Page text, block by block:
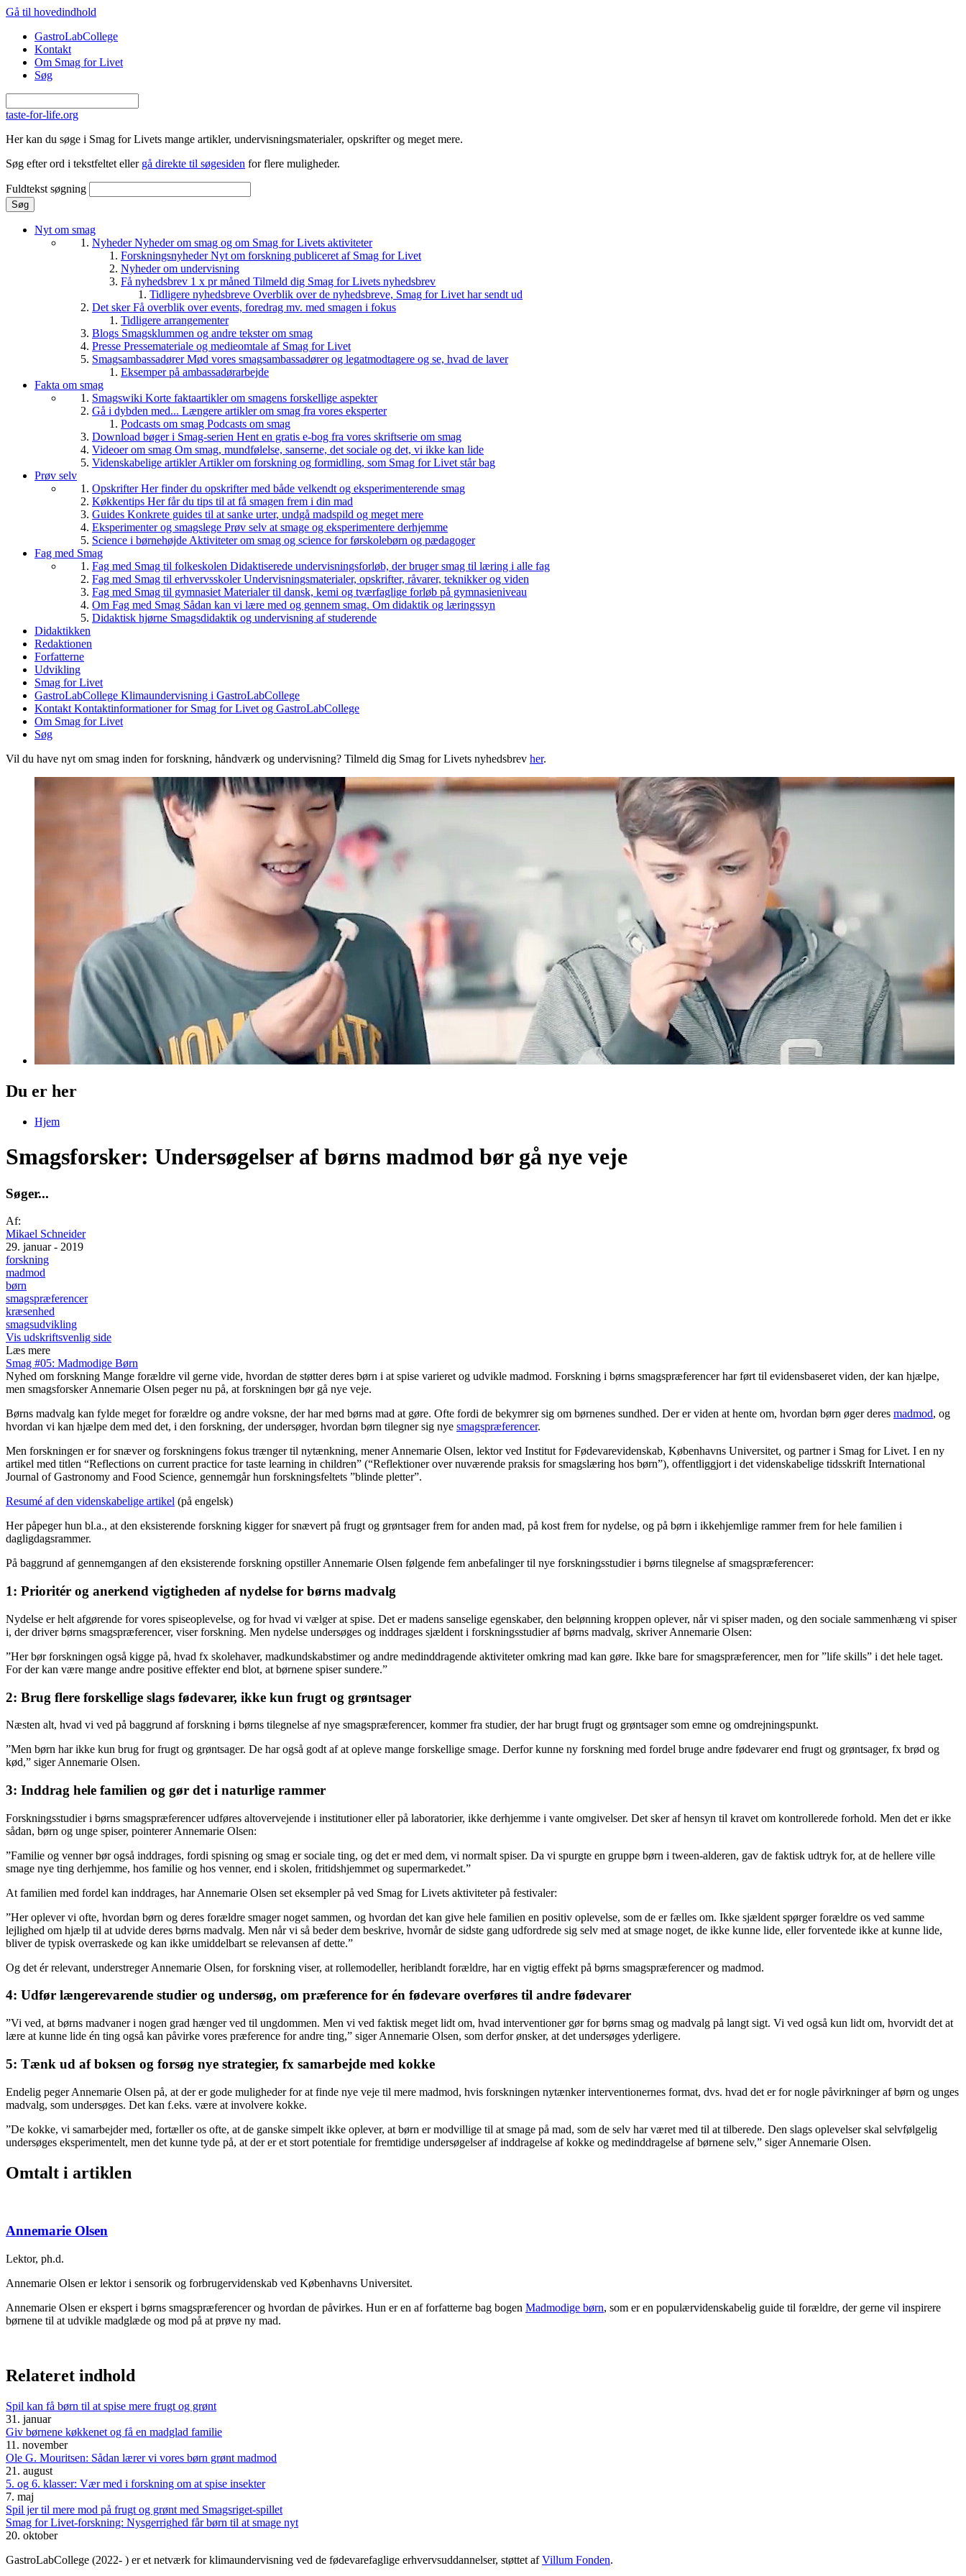
Gå til hovedindhold
GastroLabCollege
Kontakt
Om Smag for Livet
Søg
taste-for-life.org
Her kan du søge i Smag for Livets mange artikler, undervisningsmaterialer, opskrifter og meget mere.
Søg efter ord i tekstfeltet eller gå direkte til søgesiden for flere muligheder.
Fuldtekst søgning
Nyt om smag
NyhederNyheder om smag og om Smag for Livets aktiviteter
ForskningsnyhederNyt om forskning publiceret af Smag for Livet
Nyheder om undervisning
Få nyhedsbrev 1 x pr måned Tilmeld dig Smag for Livets nyhedsbrev
Tidligere nyhedsbreve Overblik over de nyhedsbreve, Smag for Livet har sendt ud
Det skerFå overblik over events, foredrag mv. med smagen i fokus
Tidligere arrangementer
Blogs Smagsklummen og andre tekster om smag
Presse Pressemateriale og medieomtale af Smag for Livet
SmagsambassadørerMød vores smagsambassadører og legatmodtagere og se, hvad de laver
Eksemper på ambassadørarbejde
Fakta om smag
Smagswiki Korte faktaartikler om smagens forskellige aspekter
Gå i dybden med... Længere artikler om smag fra vores eksperter
Podcasts om smag Podcasts om smag
Download bøger i Smag-serien Hent en gratis e-bog fra vores skriftserie om smag
Videoer om smag Om smag, mundfølelse, sanserne, det sociale og det, vi ikke kan lide
Videnskabelige artiklerArtikler om forskning og formidling, som Smag for Livet står bag
Prøv selv
OpskrifterHer finder du opskrifter med både velkendt og eksperimenterende smag
Køkkentips Her får du tips til at få smagen frem i din mad
Guides Konkrete guides til at sanke urter, undgå madspild og meget mere
Eksperimenter og smagslege Prøv selv at smage og eksperimentere derhjemme
Science i børnehøjde Aktiviteter om smag og science for førskolebørn og pædagoger
Fag med Smag
Fag med Smag til folkeskolen Didaktiserede undervisningsforløb, der bruger smag til læring i alle fag
Fag med Smag til erhvervsskolerUndervisningsmaterialer, opskrifter, råvarer, teknikker og viden
Fag med Smag til gymnasiet Materialer til dansk, kemi og tværfaglige forløb på gymnasieniveau
Om Fag med Smag Sådan kan vi lære med og gennem smag. Om didaktik og læringssyn
Didaktisk hjørne Smagsdidaktik og undervisning af studerende
Didaktikken
Redaktionen
Forfatterne
Udvikling
Smag for Livet
GastroLabCollege Klimaundervisning i GastroLabCollege
Kontakt Kontaktinformationer for Smag for Livet og GastroLabCollege
Om Smag for Livet
Søg
Vil du have nyt om smag inden for forskning, håndværk og undervisning? Tilmeld dig Smag for Livets nyhedsbrev her.
Du er her
Hjem
Smagsforsker: Undersøgelser af børns madmod bør gå nye veje
Søger...
Af:
Mikael Schneider
29. januar - 2019
forskning
madmod
børn
smagspræferencer
kræsenhed
smagsudvikling
Vis udskriftsvenlig side
Læs mere
Smag #05: Madmodige Børn
Nyhed om forskning Mange forældre vil gerne vide, hvordan de støtter deres børn i at spise varieret og udvikle madmod. Forskning i børns smagspræferencer har ført til evidensbaseret viden, der kan hjælpe,
men smagsforsker Annemarie Olsen peger nu på, at forskningen bør gå nye veje.
Børns madvalg kan fylde meget for forældre og andre voksne, der har med børns mad at gøre. Ofte fordi de bekymrer sig om børnenes sundhed. Der er viden at hente om, hvordan børn øger deres madmod, og
hvordan vi kan hjælpe dem med det, i den forskning, der undersøger, hvordan børn tilegner sig nye smagspræferencer.
Men forskningen er for snæver og forskningens fokus trænger til nytænkning, mener Annemarie Olsen, lektor ved Institut for Fødevarevidenskab, Københavns Universitet, og partner i Smag for Livet. I en ny
artikel med titlen “Reflections on current practice for taste learning in children” (“Reflektioner over nuværende praksis for smagslæring hos børn”), offentliggjort i det videnskabelige tidsskrift International
Journal of Gastronomy and Food Science, gennemgår hun forskningsfeltets ”blinde pletter”.
Resumé af den videnskabelige artikel (på engelsk)
Her påpeger hun bl.a., at den eksisterende forskning kigger for snævert på frugt og grøntsager frem for anden mad, på kost frem for nydelse, og på børn i ikkehjemlige rammer frem for hele familien i
dagligdagsrammer.
På baggrund af gennemgangen af den eksisterende forskning opstiller Annemarie Olsen følgende fem anbefalinger til nye forskningsstudier i børns tilegnelse af smagspræferencer:
1: Prioritér og anerkend vigtigheden af nydelse for børns madvalg
Nydelse er helt afgørende for vores spiseoplevelse, og for hvad vi vælger at spise. Det er madens sanselige egenskaber, den belønning kroppen oplever, når vi spiser maden, og den sociale sammenhæng vi spiser
i, der driver børns smagspræferencer, viser forskning. Men nydelse undersøges og inddrages sjældent i forskningsstudier af børns madvalg, skriver Annemarie Olsen:
”Her bør forskningen også kigge på, hvad fx skolehaver, madkundskabstimer og andre medinddragende aktiviteter omkring mad kan gøre. Ikke bare for smagspræferencer, men for ”life skills” i det hele taget.
For der kan være mange andre positive effekter end blot, at børnene spiser sundere.”
2: Brug flere forskellige slags fødevarer, ikke kun frugt og grøntsager
Næsten alt, hvad vi ved på baggrund af forskning i børns tilegnelse af nye smagspræferencer, kommer fra studier, der har brugt frugt og grøntsager som emne og omdrejningspunkt.
”Men børn har ikke kun brug for frugt og grøntsager. De har også godt af at opleve mange forskellige smage. Derfor kunne ny forskning med fordel bruge andre fødevarer end frugt og grøntsager, fx brød og
kød,” siger Annemarie Olsen.
3: Inddrag hele familien og gør det i naturlige rammer
Forskningsstudier i børns smagspræferencer udføres altovervejende i institutioner eller på laboratorier, ikke derhjemme i vante omgivelser. Det sker af hensyn til kravet om kontrollerede forhold. Men det er ikke
sådan, børn og unge spiser, pointerer Annemarie Olsen:
”Familie og venner bør også inddrages, fordi spisning og smag er sociale ting, og det er med dem, vi normalt spiser. Da vi spurgte en gruppe børn i tween-alderen, gav de faktisk udtryk for, at de hellere ville
smage nye ting derhjemme, hos familie og hos venner, end i skolen, fritidshjemmet og supermarkedet.”
At familien med fordel kan inddrages, har Annemarie Olsen set eksempler på ved Smag for Livets aktiviteter på festivaler:
”Her oplever vi ofte, hvordan børn og deres forældre smager noget sammen, og hvordan det kan give hele familien en positiv oplevelse, som de er fælles om. Ikke sjældent spørger forældre os ved samme
lejlighed om hjælp til at udvide deres børns madvalg. Men når vi så beder dem beskrive, hvornår de sidste gang udfordrede sig selv med at smage noget, de ikke kunne lide, eller forventede ikke at kunne lide,
bliver de typisk overraskede og kan ikke umiddelbart se relevansen af dette.”
Og det ér relevant, understreger Annemarie Olsen, for forskning viser, at rollemodeller, heriblandt forældre, har en vigtig effekt på børns smagspræferencer og madmod.
4: Udfør længerevarende studier og undersøg, om præference for én fødevare overføres til andre fødevarer
”Vi ved, at børns madvaner i nogen grad hænger ved til ungdommen. Men vi ved faktisk meget lidt om, hvad interventioner gør for børns smag og madvalg på langt sigt. Vi ved også kun lidt om, hvorvidt det at
lære at kunne lide én ting også kan påvirke vores præference for andre ting,” siger Annemarie Olsen, som derfor ønsker, at det undersøges yderligere.
5: Tænk ud af boksen og forsøg nye strategier, fx samarbejde med kokke
Endelig peger Annemarie Olsen på, at der er gode muligheder for at finde nye veje til mere madmod, hvis forskningen nytænker interventionernes format, dvs. hvad det er for nogle påvirkninger af børn og unges
madvalg, som undersøges. Det kan f.eks. være at involvere kokke.
”De kokke, vi samarbejder med, fortæller os ofte, at de ganske simpelt ikke oplever, at børn er modvillige til at smage på mad, som de selv har været med til at tilberede. Den slags oplevelser skal selvfølgelig
undersøges eksperimentelt, men det kunne tyde på, at der er et stort potentiale for fremtidige undersøgelser af inddragelse af kokke og medinddragelse af børnene selv,” siger Annemarie Olsen.
Omtalt i artiklen
Annemarie Olsen
Lektor, ph.d.
Annemarie Olsen er lektor i sensorik og forbrugervidenskab ved Københavns Universitet.
Annemarie Olsen er ekspert i børns smagspræferencer og hvordan de påvirkes. Hun er en af forfatterne bag bogen Madmodige børn, som er en populærvidenskabelig guide til forældre, der gerne vil inspirere
børnene til at udvikle madglæde og mod på at prøve ny mad.
Relateret indhold
Spil kan få børn til at spise mere frugt og grønt
31. januar
Giv børnene køkkenet og få en madglad familie
11. november
Ole G. Mouritsen: Sådan lærer vi vores børn grønt madmod
21. august
5. og 6. klasser: Vær med i forskning om at spise insekter
7. maj
Spil jer til mere mod på frugt og grønt med Smagsriget-spillet
Smag for Livet-forskning: Nysgerrighed får børn til at smage nyt
20. oktober
GastroLabCollege (2022- ) er et netværk for klimaundervisning ved de fødevarefaglige erhvervsuddannelser, støttet afVillum Fonden.